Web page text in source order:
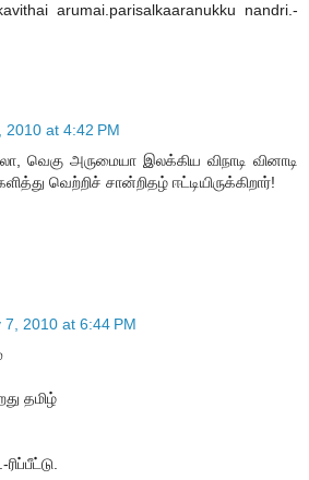
arumai.parisalkaaranukku nandri.-
2010 at 4:42 PM
அருமையா இலக்கிய விநாடி வினாடி
வெற்றிச் சான்றிதழ் ஈட்டியிருக்கிறார்!
7, 2010 at 6:44 PM
தமிழ்